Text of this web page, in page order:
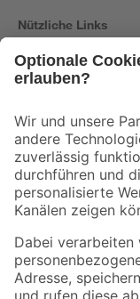
Nützliche Links
Der toom Newsletter:
Zur Newsletter
Folge uns
Zahlungsarten